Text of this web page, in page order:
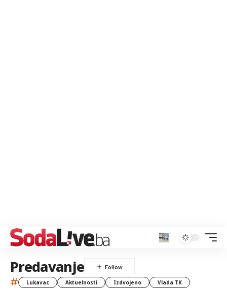
Predavanje
# Lukavac Aktuelnosti Izdvojeno
Vlada TK